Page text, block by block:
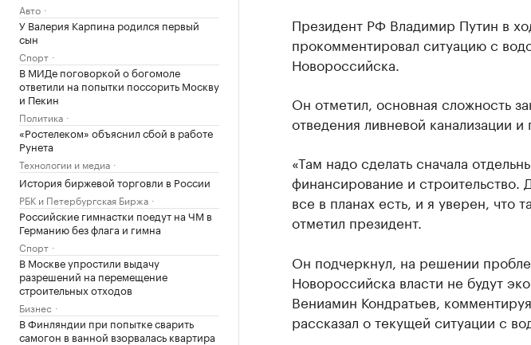
Авто
У Валерия Карпина родился первый
сын
Спорт
В МИДе поговоркой о богомоле
ответили на попытки поссорить Москву
и Пекин
Политика
«Ростелеком» объяснил сбой в работе
Рунета
Технологии и медиа
История биржевой торговли в России
РБК и Петербургская Биржа
Российские гимнастки поедут на ЧМ в
Германию без флага и гимна
Спорт
В Москве упростили выдачу
разрешений на перемещение
строительных отходов
Бизнес
В Финляндии при попытке сварить
самогон в ванной взорвалась квартира
Президент РФ Владимир Путин в
прокомментировал ситуацию с
Новороссийска.
Он отметил, основная сложность
отведения ливневой канализации и
«Там надо сделать сначала
финансирование и строительство.
все в планах есть, и я уверен, что
отметил президент.
Он подчеркнул, на решении
Новороссийска власти не будут
Вениамин Кондратьев,
рассказал о текущей ситуации с